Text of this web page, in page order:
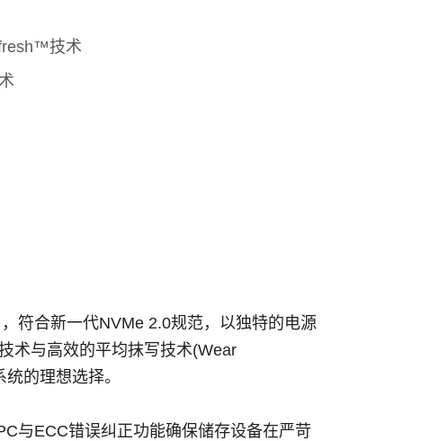
技术
符合新一代NVMe 2.0规范，以独特的电源
术与高效的平均抹写技术(Wear
的理想选择。
与ECC错误纠正功能确保储存设备在严苛